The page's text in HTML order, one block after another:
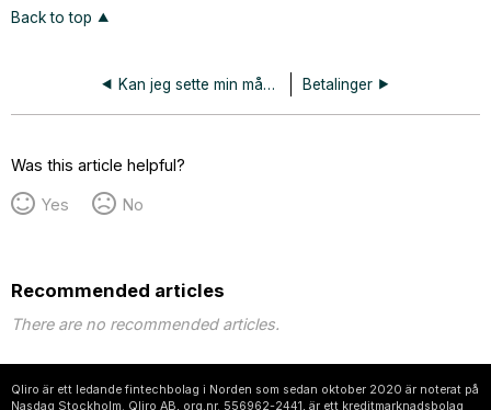
Back to top
Kan jeg sette min månedsfaktura på pause? Betalinger
Was this article helpful?
Yes No
Recommended articles
There are no recommended articles.
Qliro är ett ledande fintechbolag i Norden som sedan oktober 2020 är noterat på
Nasdaq Stockholm. Qliro AB, org.nr. 556962-2441, är ett kreditmarknadsbolag